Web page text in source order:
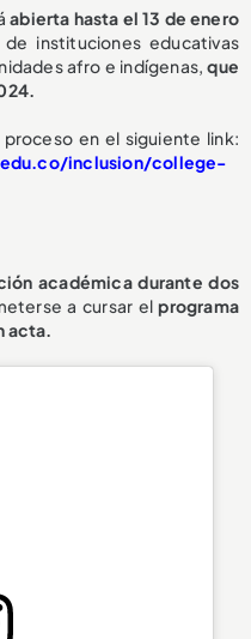
abierta hasta el 13 de enero
instituciones educativas
afro e indígenas,que
en el siguiente link:
inclusion/college-
académica durante dos
a cursar elprograma
acta.